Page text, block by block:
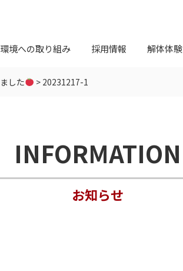
環境への取り組み 採用情報 解体体験
した > 20231217-1
INFORMATION
お知らせ